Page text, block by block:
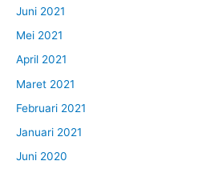
Juni 2021
Mei 2021
April 2021
Maret 2021
Februari 2021
Januari 2021
Juni 2020